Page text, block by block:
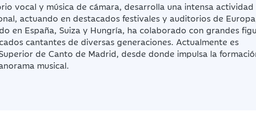
vocal y música de cámara, desarrolla una intensa actividad
actuando en destacados festivales y auditorios de
en España, Suiza y Hungría, ha colaborado con grandes
cantantes de diversas generaciones. Actualmente es
de Canto de Madrid, desde donde impulsa la
musical.